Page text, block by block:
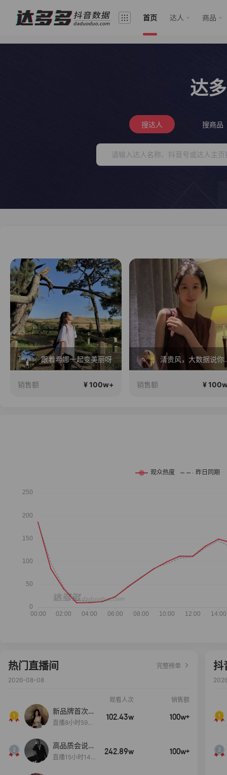
首页 达人 商品
达
搜达人 搜商品
跟着希娜一起变美丽呀
销售额 ¥ 100w+
清贵风
销售额 ¥
热门直播间
完整榜单
2026-08-08
观看人次 销售额
新品牌首次大
上新
直播8小时59分
102.43w 100w+
高品质会说
话….
直播15小时14
242.89w 100w+
抖